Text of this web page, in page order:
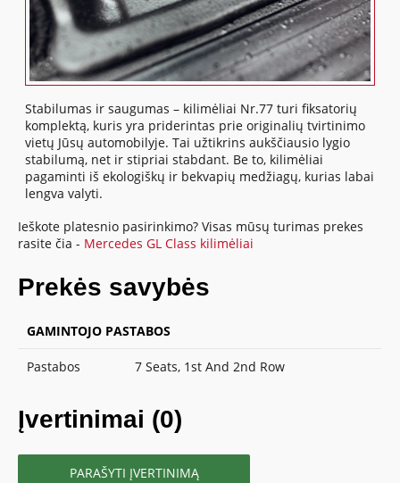
Stabilumas ir saugumas – kilimėliai Nr.77 turi fiksatorių
komplektą, kuris yra priderintas prie originalių tvirtinimo
vietų Jūsų automobilyje. Tai užtikrins aukščiausio lygio
stabilumą, net ir stipriai stabdant. Be to, kilimėliai
pagaminti iš ekologiškų ir bekvapių medžiagų, kurias labai
lengva valyti.
Ieškote platesnio pasirinkimo? Visas mūsų turimas prekes
rasite čia - Mercedes GL Class kilimėliai
Prekės savybės
GAMINTOJO PASTABOS
Pastabos 7 Seats, 1st And 2nd Row
Įvertinimai (0)
PARAŠYTI ĮVERTINIMĄ